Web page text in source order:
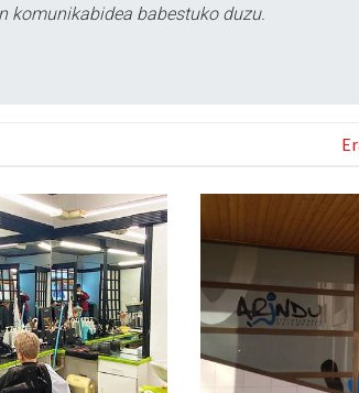
komunikabidea babestuko duzu.